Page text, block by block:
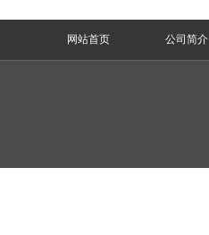
网站首页 公司简介